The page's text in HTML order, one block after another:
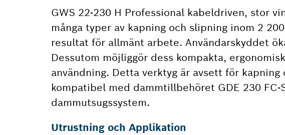
GWS 22-230 H Professional kabeldriven, stor
många typer av kapning och slipning inom 2
resultat för allmänt arbete. Användarskyddet
Dessutom möjliggör dess kompakta,
användning. Detta verktyg är avsett för
kompatibel med dammtillbehöret GDE 230
dammutsugssystem.
Utrustning och Applikation